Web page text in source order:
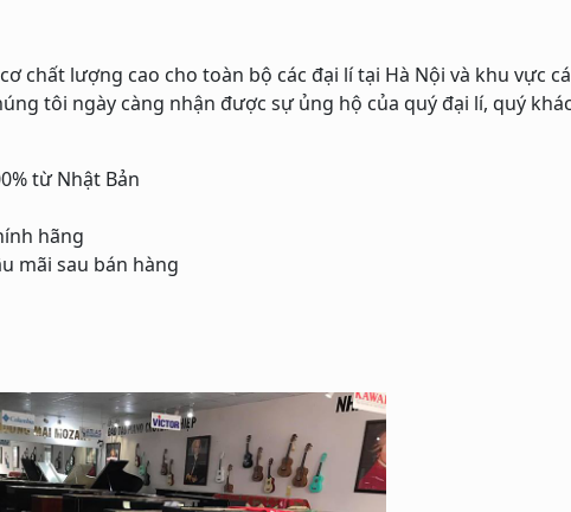
chất lượng cao cho toàn bộ các đại lí tại Hà Nội và khu vực
tôi ngày càng nhận được sự ủng hộ của quý đại lí, quý
từ Nhật Bản
hãng
mãi sau bán hàng